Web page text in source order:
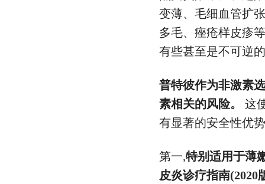
变薄、毛细血管扩
多毛、痤疮样皮疹
有些甚至是不可逆
普特彼作为非激素
素相关的风险。
这
有显著的安全性优
第一,特别适用于薄
皮炎诊疗指南(2020